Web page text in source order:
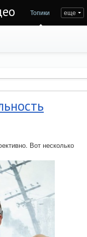
Топики еще
Вот несколько